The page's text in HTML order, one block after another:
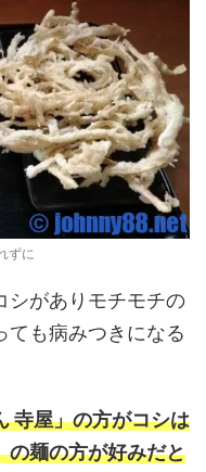
ずに
シがありモチモチの
ても病みつきになる
寺屋」の方がコシは
の麺の方が好みだと